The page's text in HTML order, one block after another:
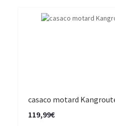
casaco motard
119,99€